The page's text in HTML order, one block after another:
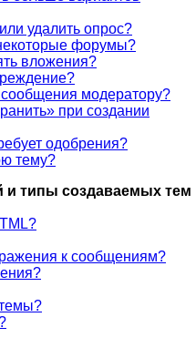
удалить опрос?
форумы?
вложения?
модератору?
при создании
одобрения?
тему?
типы создаваемых тем
к сообщениям?